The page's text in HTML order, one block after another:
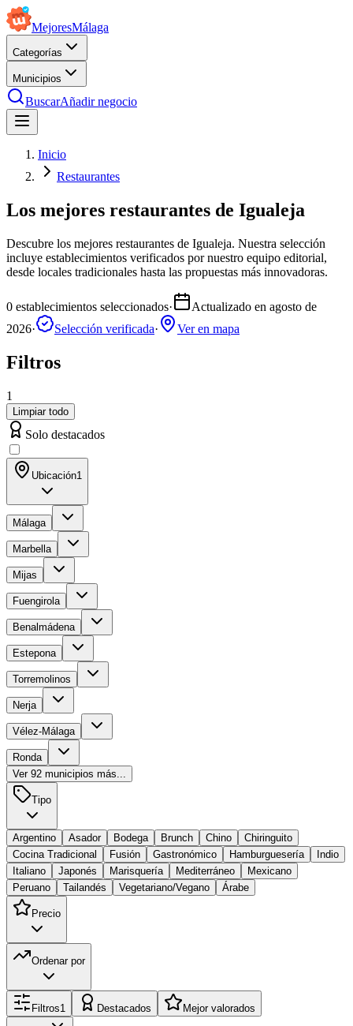
MejoresMálaga
Categorías
Municipios
BuscarAñadir negocio
Inicio
Restaurantes
Los mejores restaurantes de Igualeja
Descubre los mejores restaurantes de Igualeja. Nuestra selección
incluye establecimientos verificados por nuestro equipo editorial,
desde locales tradicionales hasta las propuestas más innovadoras.
0 establecimientos seleccionados· Actualizado en agosto de
2026· Selección verificada· Ver en mapa
Filtros
1
Limpiar todo
Solo destacados
Ubicación1
Málaga
Marbella
Mijas
Fuengirola
Benalmádena
Estepona
Torremolinos
Nerja
Vélez-Málaga
Ronda
Ver 92 municipios más...
Tipo
Argentino Asador Bodega Brunch Chino
Chiringuito
Cocina Tradicional
Fusión Gastronómico Hamburguesería
Indio
Italiano
Japonés Marisquería Mediterráneo
Mexicano
Peruano
Tailandés Vegetariano/Vegano Árabe
Precio
Ordenar por
Filtros1 Destacados Mejor valorados